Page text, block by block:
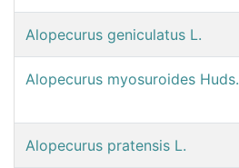
Alopecurus geniculatus L.
Alopecurus myosuroides Huds.
Alopecurus pratensis L.